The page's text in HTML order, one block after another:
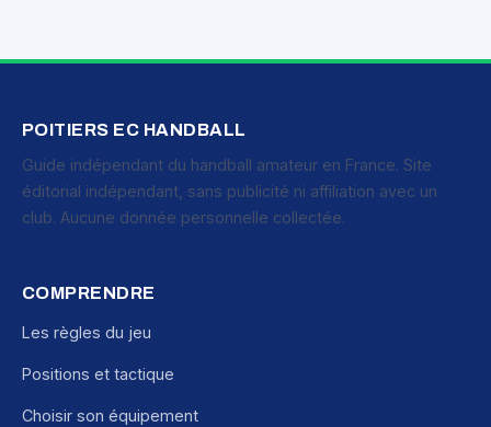
POITIERS EC HANDBALL
Guide indépendant du handball amateur en France. Site
éditorial indépendant, sans publicité ni affiliation avec un
club. Aucune donnée personnelle collectée.
COMPRENDRE
Les règles du jeu
Positions et tactique
Choisir son équipement